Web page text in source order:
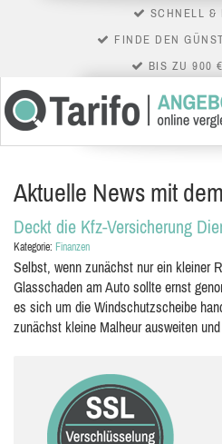
SCHNELL &
FINDE DEN
BIS ZU 900
Aktuelle News mit
Deckt die Kfz-Versicherung
Kategorie: Finanzen
Selbst, wenn zunächst nur ein kleiner
Glasschaden am Auto sollte ernst
es sich um die Windschutzscheibe
zunächst kleine Malheur ausweiten